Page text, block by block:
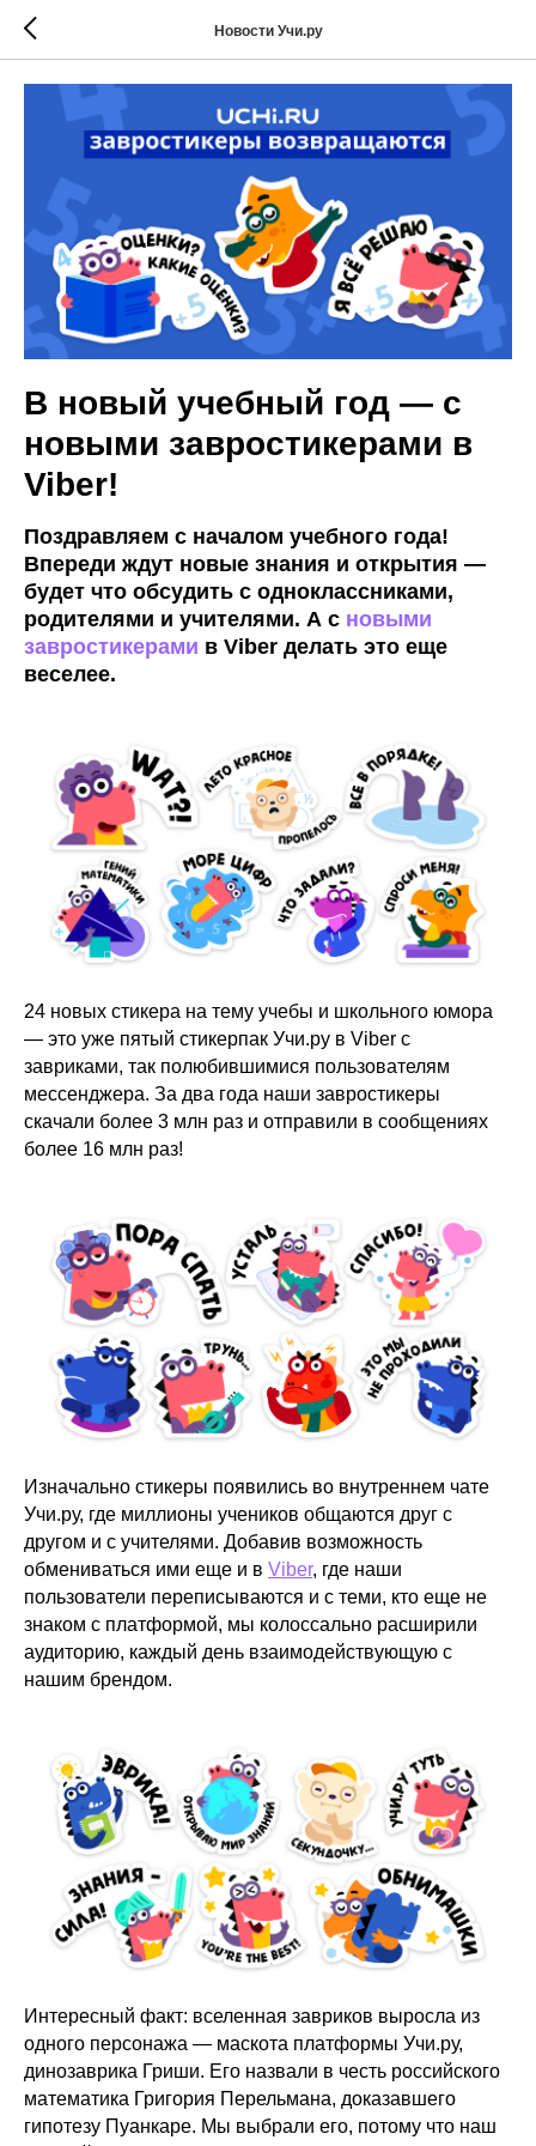
Новости Учи.ру
В новый учебный год — с
новыми завростикерами в
Viber!
Поздравляем с началом учебного года!
Впереди ждут новые знания и открытия —
будет что обсудить с одноклассниками,
родителями и учителями. А с новыми
завростикерами в Viber делать это еще
веселее.
24 новых стикера на тему учебы и школьного юмора
— это уже пятый стикерпак Учи.ру в Viber с
завриками, так полюбившимися пользователям
мессенджера. За два года наши завростикеры
скачали более 3 млн раз и отправили в сообщениях
более 16 млн раз!
Изначально стикеры появились во внутреннем чате
Учи.ру, где миллионы учеников общаются друг с
другом и с учителями. Добавив возможность
обмениваться ими еще и в Viber, где наши
пользователи переписываются и с теми, кто еще не
знаком с платформой, мы колоссально расширили
аудиторию, каждый день взаимодействующую с
нашим брендом.
Интересный факт: вселенная завриков выросла из
одного персонажа — маскота платформы Учи.ру,
динозаврика Гриши. Его назвали в честь российского
математика Григория Перельмана, доказавшего
гипотезу Пуанкаре. Мы выбрали его, потому что наш